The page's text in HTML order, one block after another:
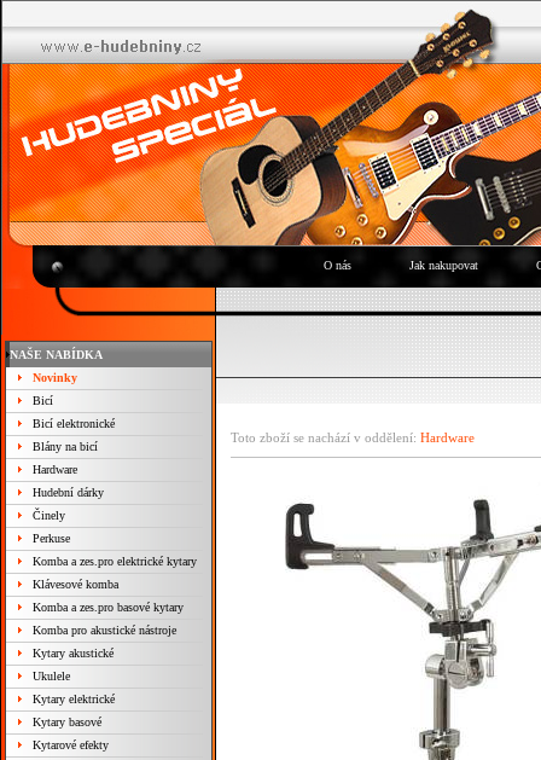
O nás Jak nakupovat
NAŠE NABÍDKA
Novinky
Bicí
Bicí elektronické
Blány na bicí
Hardware
Hudební dárky
Činely
Perkuse
Komba a zes.pro elektrické kytary
Klávesové komba
Komba a zes.pro basové kytary
Komba pro akustické nástroje
Kytary akustické
Ukulele
Kytary elektrické
Kytary basové
Kytarové efekty
Toto zboží se nachází v oddělení: Hardware